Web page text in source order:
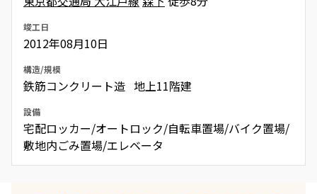
竣工日
2012年08月10日
構造/規模
鉄筋コンクリート造 地上11階建
設備
宅配ロッカー/オートロック/自転車置場/バイク置場/
敷地内ごみ置場/エレベータ